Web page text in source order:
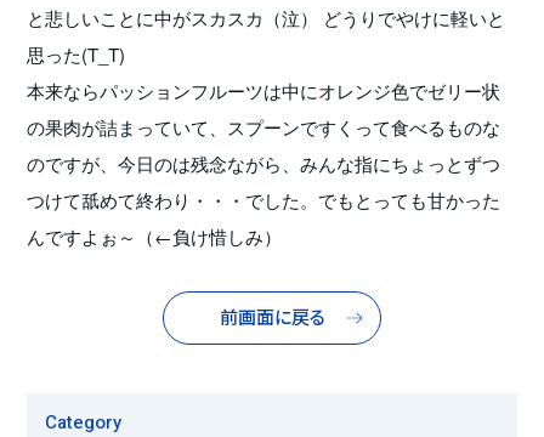
と悲しいことに中がスカスカ（泣） どうりでやけに軽いと
思った(T_T)
本来ならパッションフルーツは中にオレンジ色でゼリー状
の果肉が詰まっていて、スプーンですくって食べるものな
のですが、今日のは残念ながら、みんな指にちょっとずつ
つけて舐めて終わり・・・でした。でもとっても甘かった
んですよぉ～（←負け惜しみ）
前画面に戻る
Category